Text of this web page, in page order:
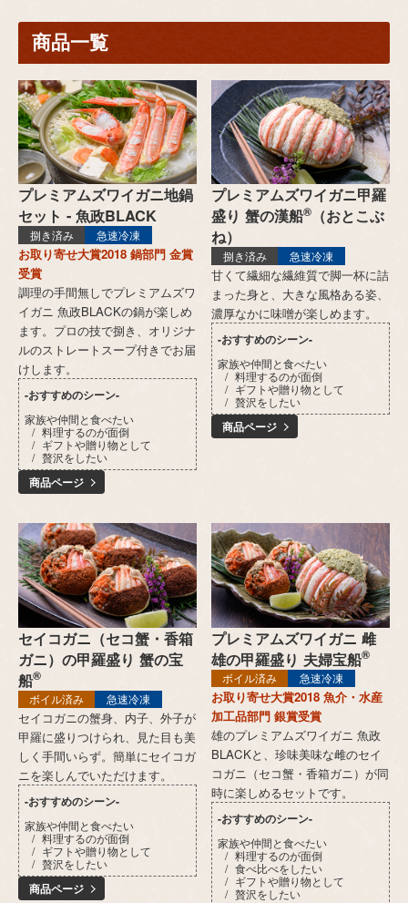
商品一覧
プレミアムズワイガニ地鍋
セット - 魚政BLACK
捌き済み 急速冷凍
お取り寄せ大賞2018 鍋部門 金賞
受賞
調理の手間無しでプレミアムズワ
イガニ 魚政BLACKの鍋が楽しめ
ます。プロの技で捌き、オリジナ
ルのストレートスープ付きでお届
けします。
-おすすめのシーン-
家族や仲間と食べたい
料理するのが面倒
ギフトや贈り物として
贅沢をしたい
商品ページ
プレミアムズワイガニ甲羅
盛り 蟹の漢船® （おとこぶ
ね）
捌き済み 急速冷凍
甘くて繊細な繊維質で脚一杯に詰
まった身と、大きな風格ある姿、
濃厚なかに味噌が楽しめます。
-おすすめのシーン-
家族や仲間と食べたい
料理するのが面倒
ギフトや贈り物として
贅沢をしたい
商品ページ
セイコガニ（セコ蟹・香箱
ガニ）の甲羅盛り 蟹の宝
船®
ボイル済み 急速冷凍
セイコガニの蟹身、内子、外子が
甲羅に盛りつけられ、見た目も美
しく手間いらず。簡単にセイコガ
ニを楽しんでいただけます。
-おすすめのシーン-
家族や仲間と食べたい
料理するのが面倒
ギフトや贈り物として
贅沢をしたい
商品ページ
プレミアムズワイガニ 雌
雄の甲羅盛り 夫婦宝船®
ボイル済み 急速冷凍
お取り寄せ大賞2018 魚介・水産
加工品部門 銀賞受賞
雄のプレミアムズワイガニ 魚政
BLACKと、珍味美味な雌のセイ
コガニ（セコ蟹・香箱ガニ）が同
時に楽しめるセットです。
-おすすめのシーン-
家族や仲間と食べたい
料理するのが面倒
食べ比べをしたい
ギフトや贈り物として
贅沢をしたい